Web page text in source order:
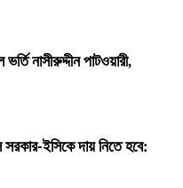
নাসীরুদ্দীন পাটওয়ারী,
সরকার-ইসিকে দায় নিতে হবে: